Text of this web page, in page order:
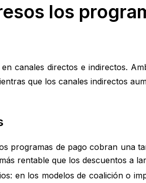
los
canales directos e indirectos.
que los canales indirectos
programas de pago cobran una
rentable que los descuentos a
en los modelos de coalición o